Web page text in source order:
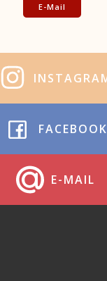
E-Mail
FACEBOOK
E-MAIL